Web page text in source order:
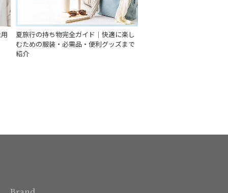
夏旅行の持ち物完全ガイド｜快適に楽し
むための服装・必需品・便利グッズまで
紹介